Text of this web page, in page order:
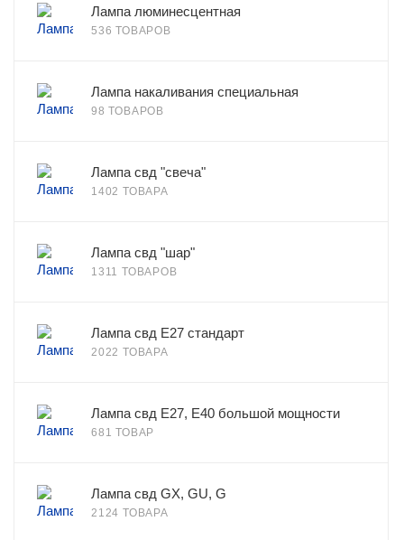
Лампа люминесцентная
536 ТОВАРОВ
Лампа накаливания специальная
98 ТОВАРОВ
Лампа свд "свеча"
1402 ТОВАРА
Лампа свд "шар"
1311 ТОВАРОВ
Лампа свд E27 стандарт
2022 ТОВАРА
Лампа свд E27, Е40 большой мощности
681 ТОВАР
Лампа свд GX, GU, G
2124 ТОВАРА